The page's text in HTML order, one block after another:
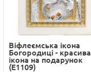
Віфлеємська ікона
Богородиці - красива
ікона на подарунок
(E1109)